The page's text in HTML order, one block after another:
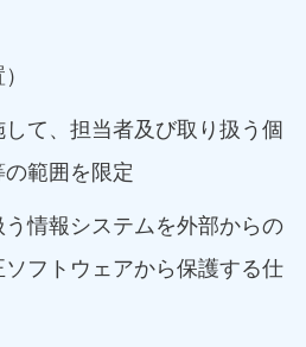
して、担当者及び取り扱う個
範囲を限定
う情報システムを外部からの
フトウェアから保護する仕